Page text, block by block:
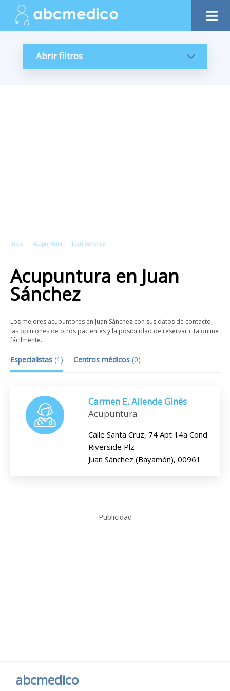
Abrir filtros
Inicio | Acupuntura | Juan Sánchez
Acupuntura en Juan
Sánchez
Los mejores acupuntores en Juan Sánchez con sus datos de contacto,
las opiniones de otros pacientes y la posibilidad de reservar cita online
fácilmente.
Especialistas (1 ) Centros médicos (0)
Carmen E. Allende Ginés
Acupuntura
Calle Santa Cruz, 74 Apt 14a Cond
Riverside Plz
Juan Sánchez (Bayamón), 00961
Publicidad
abcmedico